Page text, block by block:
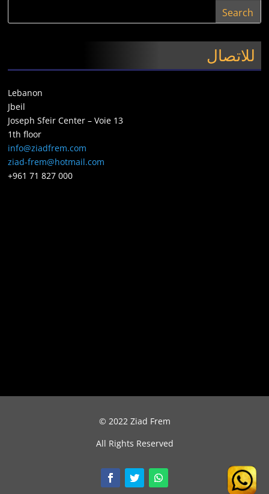
للاتصال
Lebanon
Jbeil
Joseph Sfeir Center – Voie 13
1th floor
info@ziadfrem.com
ziad-frem@hotmail.com
+961 71 827 000
© 2022 Ziad Frem
All Rights Reserved